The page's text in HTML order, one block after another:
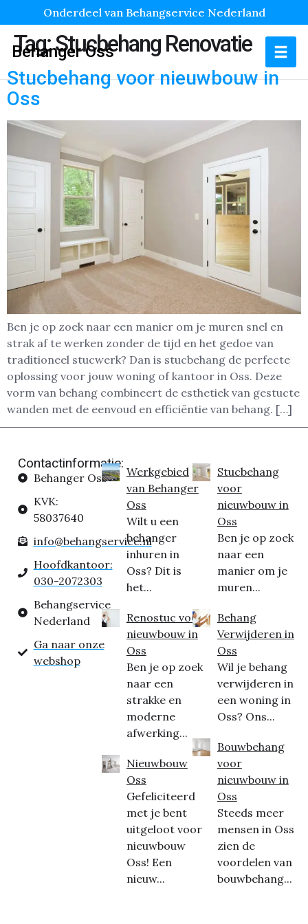
Onderdeel van Behangservice Nederland
Behanger Oss
Tag:Stucbehang Renovatie
Stucbehang voor nieuwbouw in
Oss
Ben je op zoek naar een manier om je muren snel en
strak af te werken zonder de tijd en het gedoe van
traditioneel stucwerk? Dan is stucbehang de perfecte
oplossing voor jouw woning of kantoor in Oss. Deze
vorm van behang combineert de esthetiek van gestucte
wanden met de eenvoud en efficiëntie van behang. […]
Contactinformatie:
Behanger Oss
KVK:
58037640
info@behangservice.nl
Hoofdkantoor:
030-2072303
Behangservice
Nederland
Ga naar onze
webshop
Werkgebied
van Behanger
Oss
Wilt u een
behanger
inhuren in
Oss? Dit is
het...
Renostuc voor
nieuwbouw in
Oss
Ben je op zoek
naar een
strakke en
moderne
afwerking...
Nieuwbouw
Oss
Gefeliciteerd
met je bent
uitgeloot voor
nieuwbouw
Oss! Een
nieuw...
Stucbehang
voor
nieuwbouw in
Oss
Ben je op zoek
naar een
manier om je
muren...
Behang
Verwijderen in
Oss
Wil je behang
verwijderen in
een woning in
Oss? Ons...
Bouwbehang
voor
nieuwbouw in
Oss
Steeds meer
mensen in Oss
zien de
voordelen van
bouwbehang...